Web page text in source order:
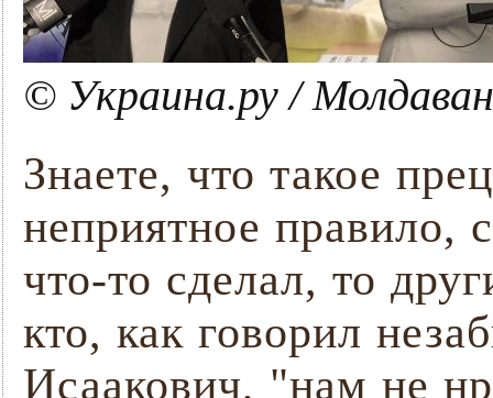
© Украина.ру /
Знаете, что такое
неприятное правило,
что-то сделал, то
кто, как говорил
Исаакович, "нам не